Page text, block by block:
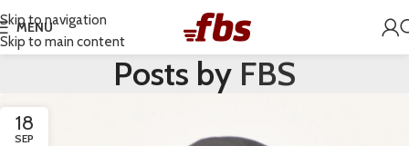
Skip to navigation
Skip to main content
MENU
Posts by FBS
18
SEP